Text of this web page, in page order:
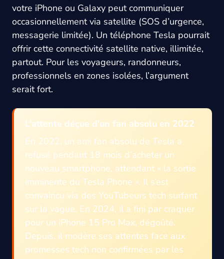
votre iPhone ou Galaxy peut communiquer
occasionnellement via satellite (SOS d’urgence,
messagerie limitée). Un téléphone Tesla pourrait
offrir cette connectivité satellite native, illimitée,
partout. Pour les voyageurs, randonneurs,
professionnels en zones isolées, l’argument
serait fort.
L’attente déçue d’un fan absolu en 2022
En 2022, un ami fan absolu de Tesla a
refusé pendant 18 mois d’acheter un
nouveau smartphone, attendant « la sortie
imminente du Tesla Phone ». Il s’est
convaincu via des YouTubeurs tech surfant
sur la vague. En 2024, il a fini par craquer
pour un iPhone 15 Pro Max, dégoûté.
Depuis, il modère ses attentes face aux
promesses tech non confirmées par les